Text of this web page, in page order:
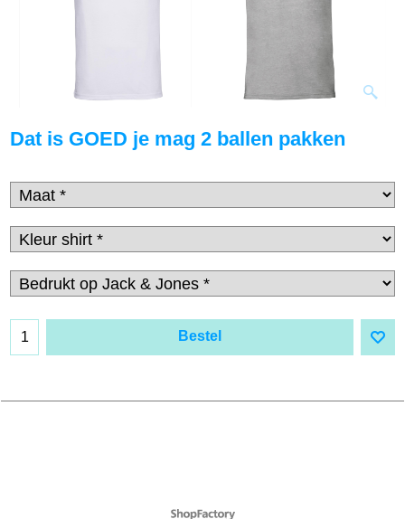
Dat is GOED je mag 2 ballen pakken
Bestel
Webwinkel gemaakt met